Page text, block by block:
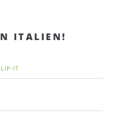
ITALIEN!
IT